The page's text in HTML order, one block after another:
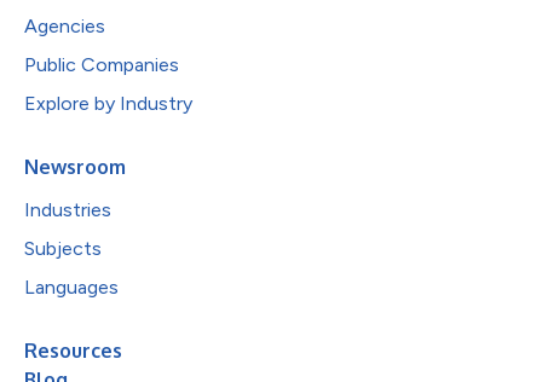
Agencies
Public Companies
Explore by Industry
Newsroom
Industries
Subjects
Languages
Resources